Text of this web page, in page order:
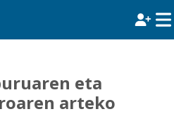
eta
arteko